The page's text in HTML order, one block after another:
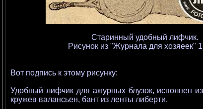
Старинный удобный лифчик.
Рисунок из "Журнала для хозяеек"
Вот подпись к этому рисунку:
Удобный лифчик для ажурных блузок, исполнен из
кружев валансьен, бант из ленты либерти.